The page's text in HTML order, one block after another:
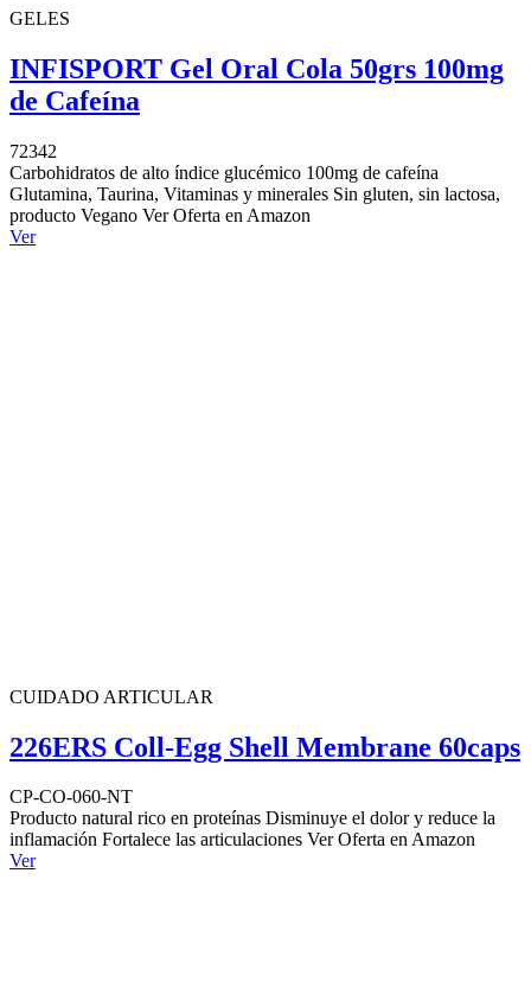
GELES
INFISPORT Gel Oral Cola 50grs 100mg
de Cafeína
72342
Carbohidratos de alto índice glucémico 100mg de cafeína
Glutamina, Taurina, Vitaminas y minerales Sin gluten, sin lactosa,
producto Vegano Ver Oferta en Amazon
Ver
CUIDADO ARTICULAR
226ERS Coll-Egg Shell Membrane 60caps
CP-CO-060-NT
Producto natural rico en proteínas Disminuye el dolor y reduce la
inflamación Fortalece las articulaciones Ver Oferta en Amazon
Ver